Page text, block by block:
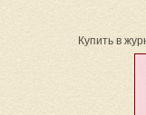
Купить в